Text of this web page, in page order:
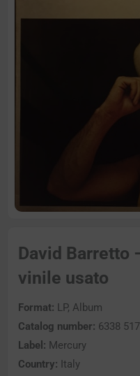
David Barretto
vinile usato
Format: LP, Album
Catalog number: 6338
Label: Mercury
Country: Italy